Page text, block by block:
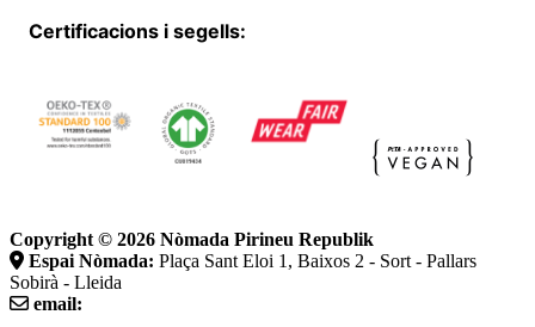
Certificacions i segells:
Copyright © 2026 Nòmada Pirineu Republik
Espai Nòmada: Plaça Sant Eloi 1, Baixos 2 - Sort - Pallars
Sobirà - Lleida
email: